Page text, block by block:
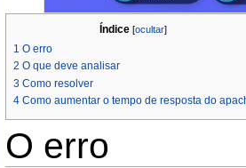
Índice [ocultar]
1 O erro
2 O que deve analisar
3 Como resolver
4 Como aumentar o tempo de resposta do
O erro